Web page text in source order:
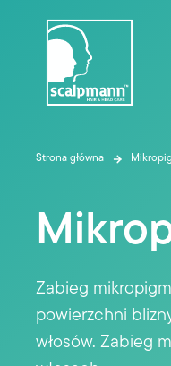
Strona główna
Zabieg
powierzchni
włosów. Zabieg